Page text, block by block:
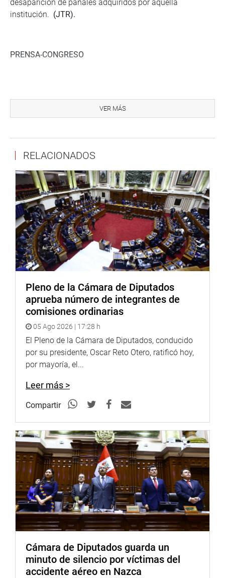
desaparición de pañales adquiridos por aquella
institución. (JTR).
PRENSA-CONGRESO
http://www.congreso.gob.pe/
Twitter: https://twitter.com/congresoperu
Youtube: http://www.youtube.com/congresoperu
Soundcloud:https://soundcloud.com/radiocongreso
VER MÁS
RELACIONADOS
Pleno de la Cámara de Diputados
aprueba número de integrantes de
comisiones ordinarias
05 Ago 2026 | 17:28 h
El Pleno de la Cámara de Diputados, conducido
por su presidente, Oscar Reto Otero, ratificó hoy,
por mayoría, el...
Leer más >
Compartir
Cámara de Diputados guarda un
minuto de silencio por víctimas del
accidente aéreo en Nazca